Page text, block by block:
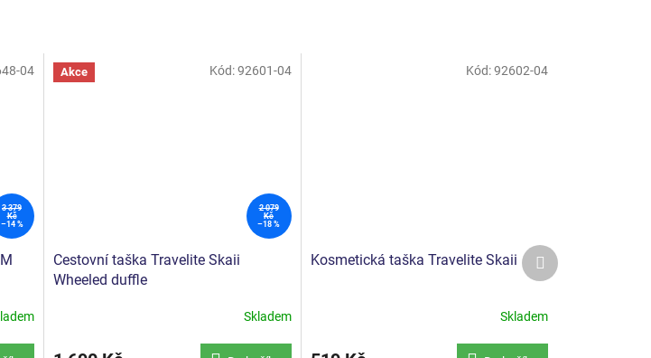
3 379
Kč
–14 %
04 Akce
2 079
Kč
–18 %
Cestovní taška Travelite Skaii
Wheeled duffle
Skladem
Kód:92601-04
Kosmetická taška Travelite Skaii
Skladem
Kód:92602-04
Další
produkt